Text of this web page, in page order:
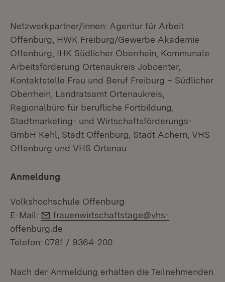
Netzwerkpartner/innen: Agentur für Arbeit
Offenburg, HWK Freiburg/Gewerbe Akademie
Offenburg, IHK Südlicher Oberrhein, Kommunale
Arbeitsförderung Ortenaukreis Jobcenter,
Kontaktstelle Frau und Beruf Freiburg – Südlicher
Oberrhein, Landratsamt Ortenaukreis,
Regionalbüro für berufliche Fortbildung,
Stadtmarketing- und Wirtschaftsförderungs-
GmbH Kehl, Stadt Offenburg, Stadt Achern, VHS
Offenburg und VHS Ortenau
Anmeldung
Volkshochschule Offenburg
E-Mail:
E-Mail:
frauenwirtschaftstage@vhs-
offenburg.de
Telefon: 0781 / 9364-200
Nach der Anmeldung erhalten die Teilnehmenden